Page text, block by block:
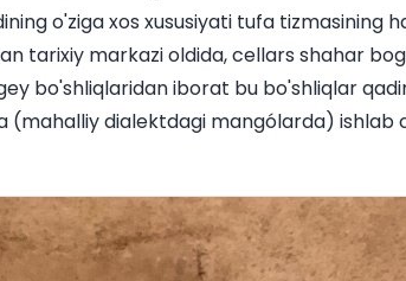
o'ziga xos xususiyati tufa tizmasining
tarixiy markazi oldida, cellars shahar
bo'shliqlaridan iborat bu bo'shliqlar
dialektdagi mangólarda) ishlab